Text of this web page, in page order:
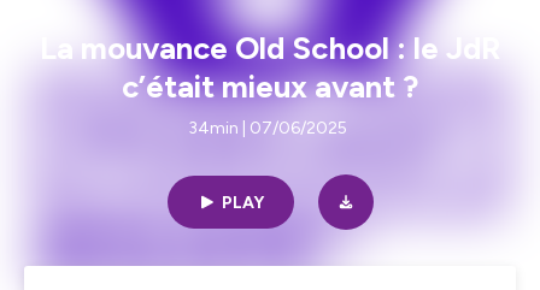
La mouvance Old School : le JdR
c’était mieux avant ?
34min | 07/06/2025
PLAY